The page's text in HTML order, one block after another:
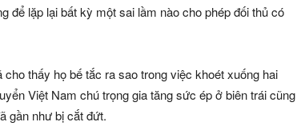
để lặp lại bất kỳ một sai lầm nào cho phép đối thủ có
thấy họ bế tắc ra sao trong việc khoét xuống hai
Việt Nam chú trọng gia tăng sức ép ở biên trái cũng
gần như bị cắt đứt.